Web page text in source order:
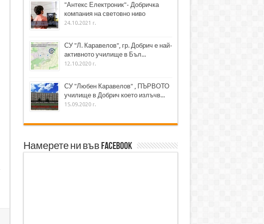
"Антекс Електроник"- Добричка
компания на световно ниво
24.10.2021 г.
СУ "Л. Каравелов", гр. Добрич е най-
активното училище в Бъл...
12.10.2020 г.
СУ "Любен Каравелов" , ПЪРВОТО
училище в Добрич което излъчв...
15.09.2020 г.
Намерете ни във Facebook